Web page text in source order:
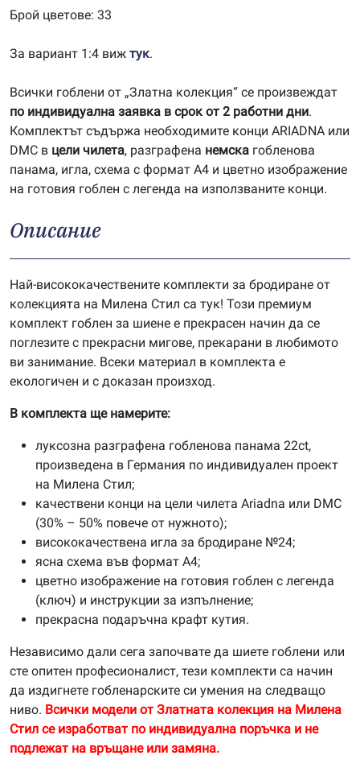
Брой цветове: 33
За вариант 1:4 виж тук.
Всички гоблени от „Златна колекция“ се произвеждат
по индивидуална заявка в срок от 2 работни дни.
Комплектът съдържа необходимите конци ARIADNA или
DMC в цели чилета, разграфена немска гобленова
панама, игла, схема с формат А4 и цветно изображение
на готовия гоблен с легенда на използваните конци.
Описание
Най-висококачествените комплекти за бродиране от
колекцията на Милена Стил са тук! Този премиум
комплект гоблен за шиене е прекрасен начин да се
поглезите с прекрасни мигове, прекарани в любимото
ви занимание. Всеки материал в комплекта е
екологичен и с доказан произход.
В комплекта ще намерите:
луксозна разграфена гобленова панама 22ct,
произведена в Германия по индивидуален проект
на Милена Стил;
качествени конци на цели чилета Ariadna или DMC
(30% – 50% повече от нужното);
висококачествена игла за бродиране №24;
ясна схема във формат А4;
цветно изображение на готовия гоблен с легенда
(ключ) и инструкции за изпълнение;
прекрасна подаръчна крафт кутия.
Независимо дали сега започвате да шиете гоблени или
сте опитен професионалист, тези комплекти са начин
да издигнете гобленарските си умения на следващо
ниво. Всички модели от Златната колекция на Милена
Стил се изработват по индивидуална поръчка и не
подлежат на връщане или замяна.